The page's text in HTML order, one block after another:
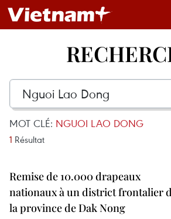
MOT CLÉ: NGUOI LAO DONG
1 Résultat
Remise de 10.000 drapeaux
nationaux à un district frontalier
la province de Dak Nong